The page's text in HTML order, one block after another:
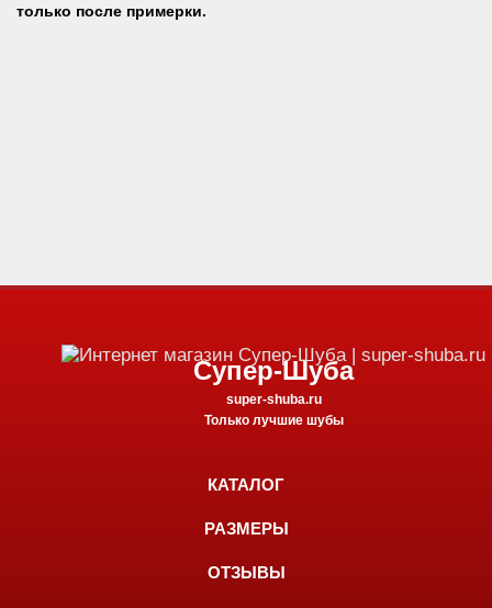
только после примерки.
Супер-Шуба
super-shuba.ru
Только лучшие шубы
КАТАЛОГ
РАЗМЕРЫ
ОТЗЫВЫ